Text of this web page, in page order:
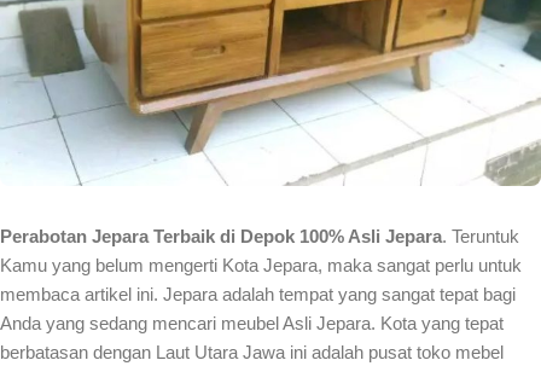
Perabotan Jepara Terbaik di Depok 100% Asli Jepara. Teruntuk
Kamu yang belum mengerti Kota Jepara, maka sangat perlu untuk
membaca artikel ini. Jepara adalah tempat yang sangat tepat bagi
Anda yang sedang mencari meubel Asli Jepara. Kota yang tepat
berbatasan dengan Laut Utara Jawa ini adalah pusat toko mebel